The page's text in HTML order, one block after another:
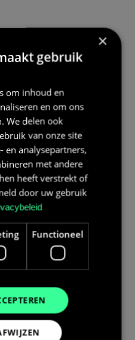
is net als kiezen
×
gebruik
om inhoud en
en om ons
We delen ook
van onze site
en analysepartners,
met andere
heeft verstrekt of
door uw gebruik
Functioneel